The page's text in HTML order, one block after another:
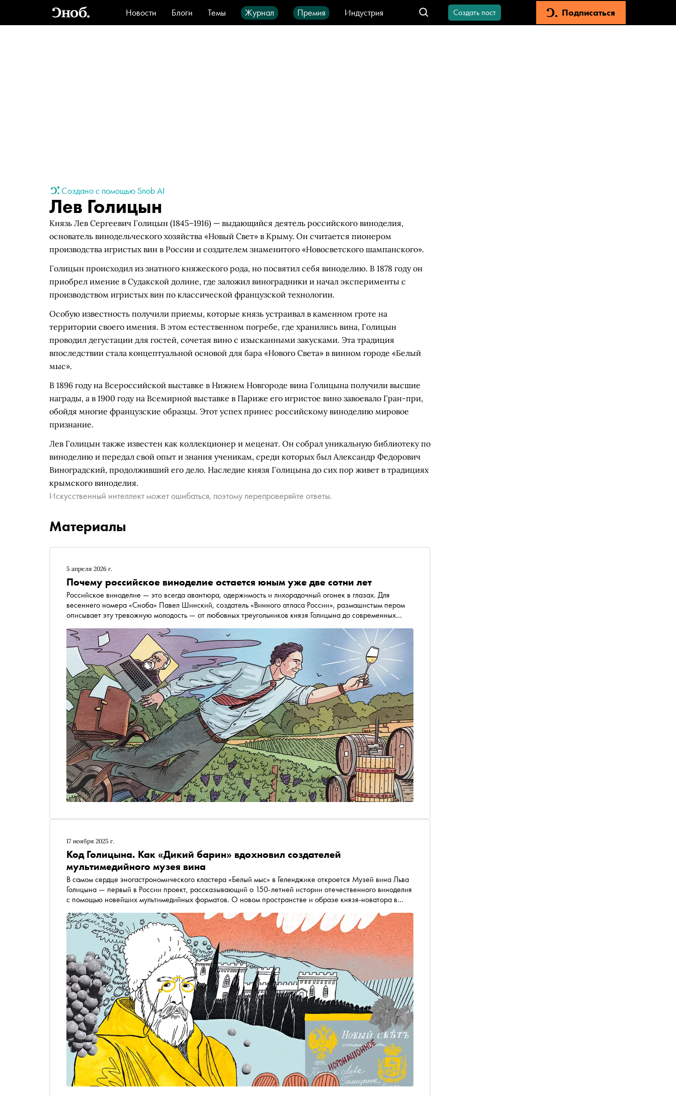
Новости Блоги Темы Журнал Премия
Индустрия
Стиль
Видео Город IT-продукты
Создать пост Подписаться
Создано с помощью Snob AI
Лев Голицын
Князь Лев Сергеевич Голицын (1845–1916) — выдающийся деятель российского виноделия,
основатель винодельческого хозяйства «Новый Свет» в Крыму. Он считается пионером
производства игристых вин в России и создателем знаменитого «Новосветского шампанского».
Голицын происходил из знатного княжеского рода, но посвятил себя виноделию. В 1878 году он
приобрел имение в Судакской долине, где заложил виноградники и начал эксперименты с
производством игристых вин по классической французской технологии.
Особую известность получили приемы, которые князь устраивал в каменном гроте на
территории своего имения. В этом естественном погребе, где хранились вина, Голицын
проводил дегустации для гостей, сочетая вино с изысканными закусками. Эта традиция
впоследствии стала концептуальной основой для бара «Нового Света» в винном городе «Белый
мыс».
В 1896 году на Всероссийской выставке в Нижнем Новгороде вина Голицына получили высшие
награды, а в 1900 году на Всемирной выставке в Париже его игристое вино завоевало Гран-при,
обойдя многие французские образцы. Этот успех принес российскому виноделию мировое
признание.
Лев Голицын также известен как коллекционер и меценат. Он собрал уникальную библиотеку по
виноделию и передал свой опыт и знания ученикам, среди которых был Александр Федорович
Виноградский, продолживший его дело. Наследие князя Голицына до сих пор живет в традициях
крымского виноделия.
Искусственный интеллект может ошибаться, поэтому перепроверяйте ответы.
Материалы
5 апреля 2026 г.
Почему российское виноделие остается юным уже две сотни лет
Российское виноделие — это всегда авантюра, одержимость и лихорадочный огонек в глазах. Для
весеннего номера «Сноба» Павел Шинский, создатель «Винного атласа России», размашистым пером
описывает эту тревожную молодость — от любовных треугольников князя Голицына до современных
17 ноября 2025 г.
Код Голицына. Как «Дикий барин» вдохновил создателей
мультимедийного музея вина
В самом сердце эногастрономического кластера «Белый мыс» в Геленджике откроется Музей вина Льва
Голицына — первый в России проект, рассказывающий о 150-летней истории отечественного виноделия
с помощью новейших мультимедийных форматов. О новом пространстве и образе князя-новатора в